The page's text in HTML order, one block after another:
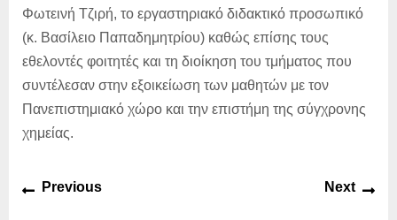
Φωτεινή Τζιρή, το εργαστηριακό διδακτικό προσωπικό
(κ. Βασίλειο Παπαδημητρίου) καθώς επίσης τους
εθελοντές φοιτητές και τη διοίκηση του τμήματος που
συντέλεσαν στην εξοικείωση των μαθητών με τον
Πανεπιστημιακό χώρο και την επιστήμη της σύγχρονης
χημείας.
Πλοήγηση
άρθρων
PreviousPrevious
Next